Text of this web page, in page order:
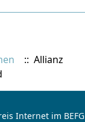
:: Allianz
Internet im BEFG